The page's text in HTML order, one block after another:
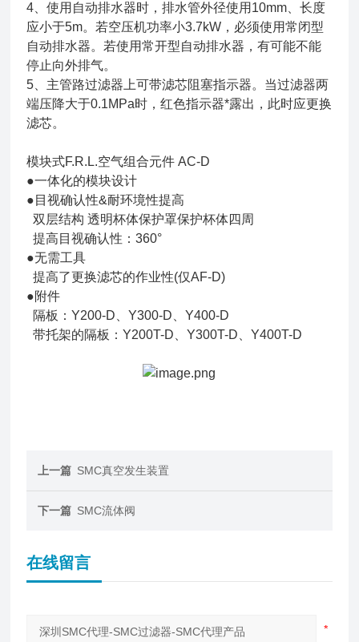
4、使用自动排水器时，排水管外径使用10mm、长度
应小于5m。若空压机功率小3.7kW，必须使用常闭型
自动排水器。若使用常开型自动排水器，有可能不能
停止向外排气。
5、主管路过滤器上可带滤芯阻塞指示器。当过滤器两
端压降大于0.1MPa时，红色指示器*露出，此时应更换
滤芯。
模块式F.R.L.空气组合元件 AC-D
●一体化的模块设计
●目视确认性&耐环境性提高
双层结构 透明杯体保护罩保护杯体四周
提高目视确认性：360°
●无需工具
提高了更换滤芯的作业性(仅AF-D)
●附件
隔板：Y200-D、Y300-D、Y400-D
带托架的隔板：Y200T-D、Y300T-D、Y400T-D
上一篇 SMC真空发生装置
下一篇 SMC流体阀
在线留言